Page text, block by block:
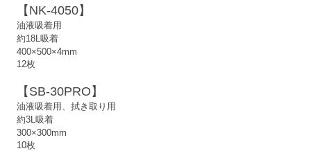
【NK-4050】
油液吸着用
約18L吸着
400×500×4mm
12枚
【SB-30PRO】
油液吸着用、拭き取り用
約3L吸着
300×300mm
10枚